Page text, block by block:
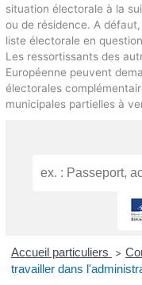
situation électorale à la
ou de résidence. A défaut,
liste électorale en
Les ressortissants des
Européenne peuvent
électorales
municipales partielles à
Accueil particuliers >
travailler dans